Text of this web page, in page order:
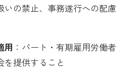
いの禁止、事務遂行への配慮
用 ：パート・有期雇用労働者
を提供すること